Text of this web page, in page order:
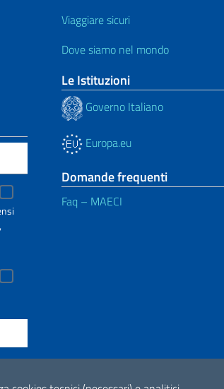
Viaggiare sicuri
Dove siamo nel mondo
Le Istituzioni
Governo Italiano
Europa.eu
Domande frequenti
Faq – MAECI